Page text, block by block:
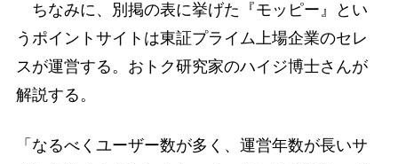
ちなみに、別掲の表に挙げた『モッピー』とい
うポイントサイトは東証プライム上場企業のセレ
スが運営する。おトク研究家のハイジ博士さんが
解説する。
「なるべくユーザー数が多く、運営年数が長いサ